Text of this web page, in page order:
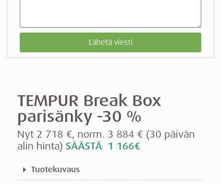
Lähetä viesti
TEMPUR Break Box
parisänky -30 %
Nyt 2 718 €, norm. 3 884 € (30 päivän
alin hinta) SÄÄSTÄ 1 166€
Tuotekuvaus